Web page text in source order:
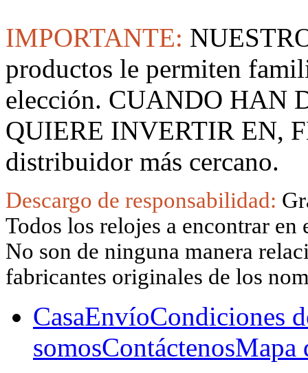
IMPORTANTE:
productos le permiten
elección. CUANDO HAN
QUIERE INVERTIR EN,
distribuidor más cercano.
Descargo de responsabilidad:
Todos los relojes a encontrar
No son de ninguna manera
fabricantes originales de los
CasaEnvíoCondiciones
somosContáctenosMapa